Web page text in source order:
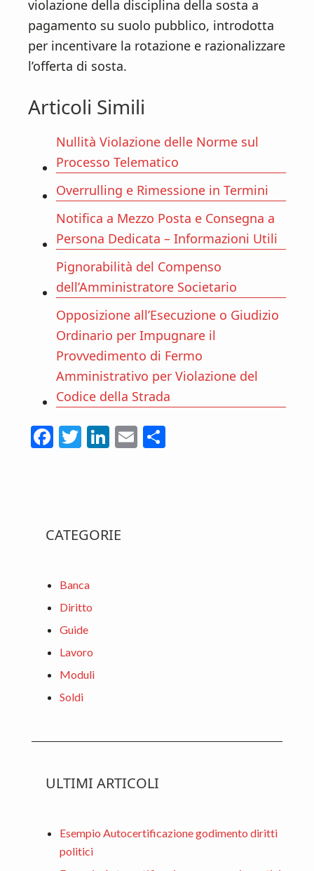
violazione della disciplina della sosta a
pagamento su suolo pubblico, introdotta
per incentivare la rotazione e razionalizzare
l’offerta di sosta.
Articoli Simili
Nullità Violazione delle Norme sul
Processo Telematico
Overrulling e Rimessione in Termini
Notifica a Mezzo Posta e Consegna a
Persona Dedicata – Informazioni Utili
Pignorabilità del Compenso
dell’Amministratore Societario
Opposizione all’Esecuzione o Giudizio
Ordinario per Impugnare il
Provvedimento di Fermo
Amministrativo per Violazione del
Codice della Strada
F
o
o
T
Li
n
E
Primary
CATEGORIE
Banca
Diritto
Guide
Lavoro
Moduli
Soldi
ULTIMI ARTICOLI
Esempio Autocertificazione godimento diritti
politici